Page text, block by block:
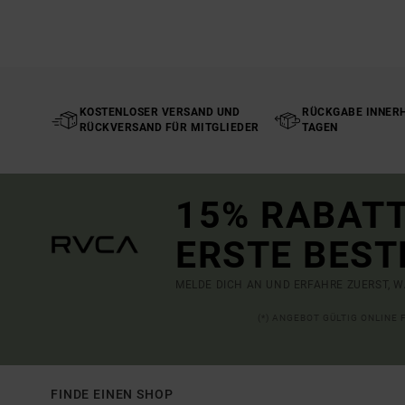
KOSTENLOSER VERSAND UND
RÜCKVERSAND FÜR MITGLIEDER
RÜCKGABE
TAGEN
15%
ERSTE
MELDE DICH AN UND ERFAHRE ZUERST,
FINDE EINEN SHOP